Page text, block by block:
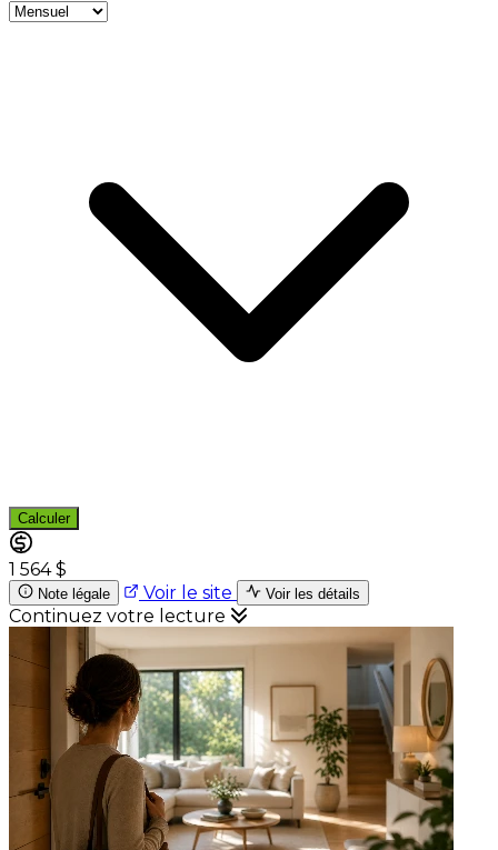
Calculer
1 564 $
Note légale Voir le site Voir les détails
Continuez votre lecture